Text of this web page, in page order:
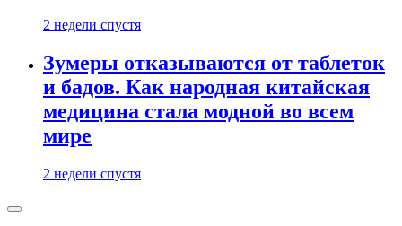
2 недели спустя
Зумеры отказываются от таблеток
и бадов. Как народная китайская
медицина стала модной во всем
мире
2 недели спустя